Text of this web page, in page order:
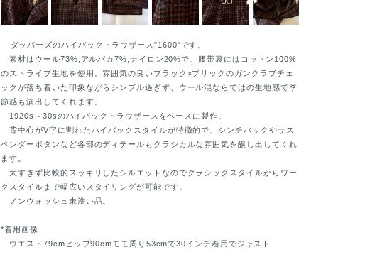
ダッパーズのハイバックトラウザース"1600"です。
素材はウール73%,アルパカ7%,ナイロン20%で、腰帯裏にはコットン100%
のストライプ生地を使用。雰囲気の良いブラック×ブリックのガンクラブチェ
ックが落ち着いた印象ながらシンプル過ぎず、ウール混ならではの生地感で季
節感も演出してくれます。
1920s～30sのハイバックトラウザースをベースに製作。
背中心がV字に割れたハイバックスタイルが特徴的で、シンチバックやサス
ペンダーボタンなど各部のディテールもクラシカルな雰囲気を醸し出してくれ
ます。
太すぎず比較的スッキリしたシルエットなのでクラシックスタイルからワー
クスタイルまで幅広いスタイリングが可能です。
ノンウォッシュ未洗い品。
*着用画像
ウエスト79cmヒップ90cmモモ周り53cmで30インチ着用でジャスト